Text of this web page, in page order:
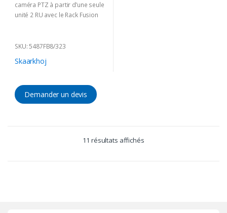
caméra PTZ à partir d’une seule
unité 2 RU avec le Rack Fusion
rack, ce contrôleur polyvalent
commutation, ME et PTZ.
Livraison 2-12 semaines
(Délai incertain à cause du
Corona)
SKU: 5487FB8/323
Skaarkhoj
Demander un devis
11 résultats affichés